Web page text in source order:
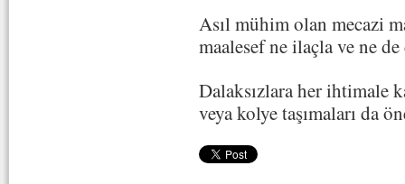
Asıl mühim olan mecazi
maalesef ne ilaçla ve ne
Dalaksızlara her ihtimale
veya kolye taşımaları da